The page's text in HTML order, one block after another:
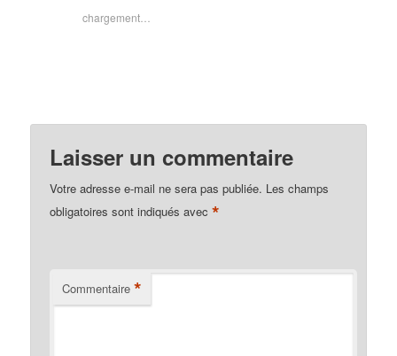
chargement…
Laisser un commentaire
Votre adresse e-mail ne sera pas publiée. Les champs
obligatoires sont indiqués avec*
Commentaire *